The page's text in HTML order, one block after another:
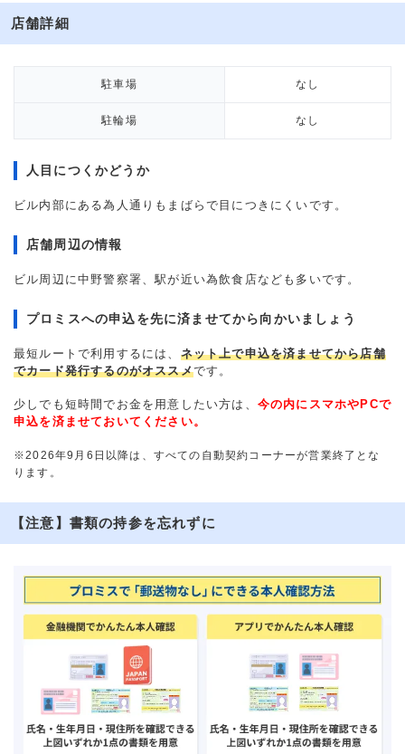
店舗詳細
駐車場 なし
駐輪場 なし
人目につくかどうか
ビル内部にある為人通りもまばらで目につきにくいです。
店舗周辺の情報
ビル周辺に中野警察署、駅が近い為飲食店なども多いです。
プロミスへの申込を先に済ませてから向かいましょう
最短ルートで利用するには、 ネット上で申込を済ませてから店舗
でカード発行するのがオススメです。
少しでも短時間でお金を用意したい方は、 今の内にスマホやPCで
申込を済ませておいてください。
※2026年9月6日以降は、すべての自動契約コーナーが営業終了とな
ります。
【注意】書類の持参を忘れずに